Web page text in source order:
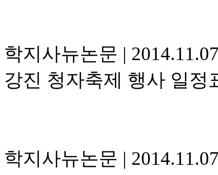
학지사뉴논문 |
강진 청자축제 행사 일정
학지사뉴논문 |